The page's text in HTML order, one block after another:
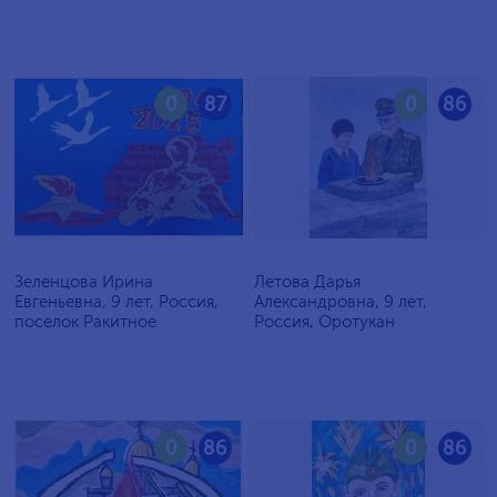
87
0
Зеленцова Ирина
Евгеньевна, 9 лет, Россия,
поселок Ракитное
86
0
Летова Дарья
Александровна, 9 лет,
Россия, Оротукан
86
0 86
0